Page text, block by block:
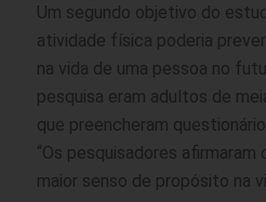
Um segundo objetivo do
atividade física poderia
na vida de uma pessoa no
pesquisa eram adultos de
que preencheram
“Os pesquisadores
maior senso de propósito na